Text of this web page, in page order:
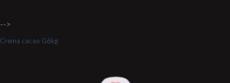
-->
Crema cacao G6kg